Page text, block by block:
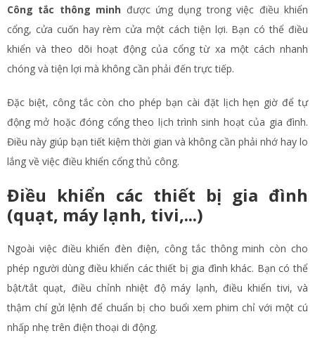
Công tắc thông minh được ứng dụng trong việc điều khiển
cổng, cửa cuốn hay rèm cửa một cách tiện lợi. Bạn có thể điều
khiển và theo dõi hoạt động của cổng từ xa một cách nhanh
chóng và tiện lợi mà không cần phải đến trực tiếp.
Đặc biệt, công tắc còn cho phép bạn cài đặt lịch hẹn giờ để tự
động mở hoặc đóng cổng theo lịch trình sinh hoạt của gia đình.
Điều này giúp bạn tiết kiệm thời gian và không cần phải nhớ hay lo
lắng về việc điều khiển cổng thủ công.
Điều khiển các thiết bị gia đình
(quạt, máy lạnh, tivi,...)
Ngoài việc điều khiển đèn điện, công tắc thông minh còn cho
phép người dùng điều khiển các thiết bị gia đình khác. Bạn có thể
bật/tắt quạt, điều chỉnh nhiệt độ máy lạnh, điều khiển tivi, và
thậm chí gửi lệnh để chuẩn bị cho buổi xem phim chỉ với một cú
nhấp nhẹ trên điện thoại di động.